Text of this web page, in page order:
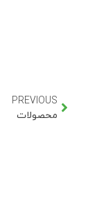
PREVIOUS
محصولات